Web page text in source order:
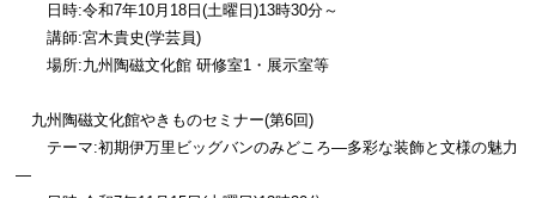
日時:令和7年10月18日(土曜日)13時30分～
講師:宮木貴史(学芸員)
場所:九州陶磁文化館 研修室1・展示室等
九州陶磁文化館やきものセミナー(第6回)
テーマ:初期伊万里ビッグバンのみどころ―多彩な装飾と文様の魅力
―